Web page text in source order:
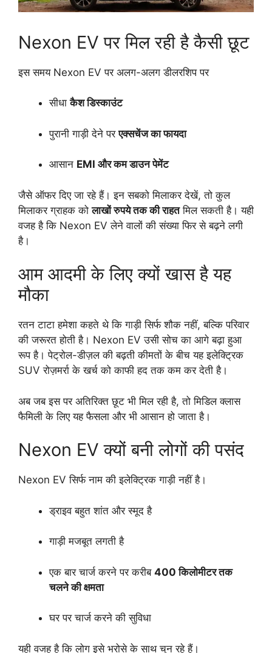
Nexon EV पर मिल रही है कैसी छूट
इस समय Nexon EV पर अलग-अलग डीलरशिप पर
सीधाकैश डिस्काउंट
पुरानी गाड़ी देने परएक्सचेंज का फायदा
आसान EMI और कम डाउन पेमेंट
जैसे ऑफर दिए जा रहे हैं। इन सबको मिलाकर देखें, तो कुल
मिलाकर ग्राहक कोलाखों रुपये तक की राहतमिल सकती है। यही
वजह है कि Nexon EV लेने वालों की संख्या फिर से बढ़ने लगी
है।
आम आदमी के लिए क्यों खास है यह
मौका
रतन टाटा हमेशा कहते थे कि गाड़ी सिर्फ शौक नहीं, बल्कि परिवार
की जरूरत होती है। Nexon EV उसी सोच का आगे बढ़ा हुआ
रूप है। पेट्रोल-डीज़ल की बढ़ती कीमतों के बीच यह इलेक्ट्रिक
SUV रोज़मर्रा के खर्च को काफी हद तक कम कर देती है।
अब जब इस पर अतिरिक्त छूट भी मिल रही है, तो मिडिल क्लास
फैमिली के लिए यह फैसला और भी आसान हो जाता है।
Nexon EV क्यों बनी लोगों की पसंद
Nexon EV सिर्फ नाम की इलेक्ट्रिक गाड़ी नहीं है।
ड्राइव बहुत शांत और स्मूद है
गाड़ी मजबूत लगती है
एक बार चार्ज करने पर करीब 400 किलोमीटर तक
चलने की क्षमता
घर पर चार्ज करने की सुविधा
यही वजह है कि लोग इसे भरोसे के साथ चुन रहे हैं।